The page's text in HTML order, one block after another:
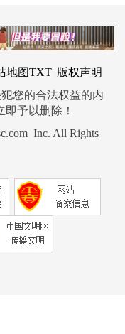
地图TXT 版权声明
您的合法权益的内
予以删除！
Inc. All Rights